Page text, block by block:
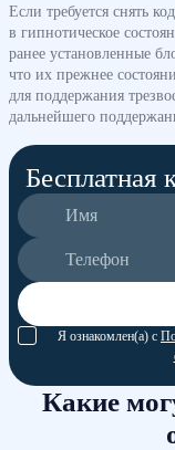
Если требуется снять
в гипнотическое
ранее установленные
что их прежнее
для поддержания
дальнейшего
Бесплатная
Я ознакомлен(а) с
Какие